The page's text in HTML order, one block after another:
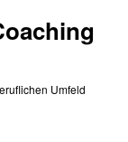
Umfeld